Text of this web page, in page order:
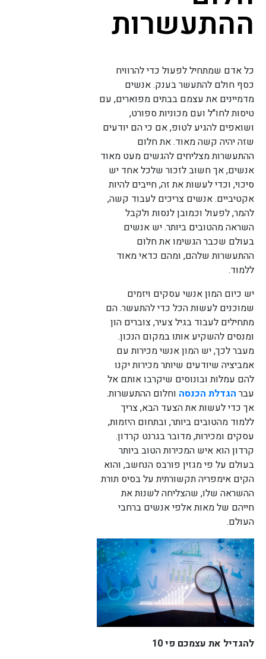
ההתעשרות
כל אדם שמתחיל לפעול כדי להרוויח
כסף חולם להתעשר בענק. אנשים
מדמיינים את עצמם בבתים מפוארים, עם
טיסות לחו"ל ועם מכוניות ספורט,
ושואפים להגיע לטופ, אם כי הם יודעים
שזה יהיה קשה מאוד. את חלום
ההתעשרות מצליחים להגשים מעט מאוד
אנשים, אך חשוב לזכור שלכל אחד יש
סיכוי, וכדי לעשות את זה, חייבים להיות
אקטיביים. אנשים צריכים לעבוד קשה,
להמר, לפעול וכמובן לנסות ולקבל
השראה מהטובים ביותר. יש אנשים
בעולם שכבר הגשימו את חלום
ההתעשרות שלהם, ומהם כדאי מאוד
ללמוד.
יש כיום המון אנשי עסקים ויזמים
שמוכנים לעשות הכל כדי להתעשר. הם
מתחילים לעבוד בגיל צעיר, צוברים הון
ומנסים להשקיע אותו במקום הנכון.
מעבר לכך, יש המון אנשי מכירות עם
אמביציה שיודעים שיותר מכירות יקנו
להם עמלות ובונוסים שיקרבו אותם אל
עבר הגדלת הכנסה וחלום ההתעשרות.
אך כדי לעשות את הצעד הבא, צריך
ללמוד מהטובים ביותר, ובתחום היזמות,
עסקים ומכירות, מדובר בגרנט קרדון.
קרדון הוא איש המכירות הטוב ביותר
בעולם על פי מגזין פורבס הנחשב, והוא
הקים אימפריה תקשורתית על בסיס תורת
ההשראה שלו, שהצליחה לשנות את
חייהם של מאות אלפי אנשים ברחבי
העולם.
להגדיל את עצמכם פי 10
לורם איפסום דולור סיט אמט, קונסקטורר
אדיפיסינג אלית לפרומי בלוף קינץ תתיח לרעח. לת
צשחמי צש בליא, מנסוטו צמלח לביקו ננבי, צמוקו